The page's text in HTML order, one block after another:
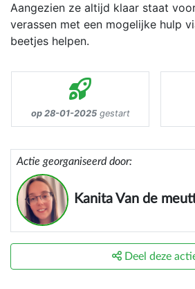
Aangezien ze altijd klaar staat
verassen met een mogelijke hulp
beetjes helpen.
op 28-01-2025gestart
Actie georganiseerd door:
Kanita Van de
Deel deze